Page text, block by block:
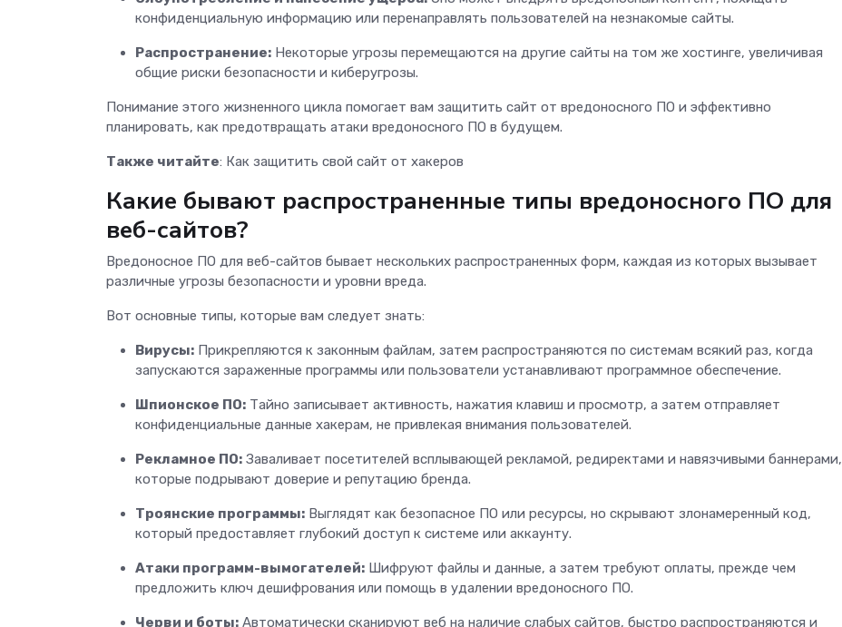
конфиденциальную информацию или перенаправлять пользователей на незнакомые сайты.
Распространение: Некоторые угрозы перемещаются на другие сайты на том же хостинге, увеличивая
общие риски безопасности и киберугрозы.
Понимание этого жизненного цикла помогает вам защитить сайт от вредоносного ПО и эффективно
планировать, как предотвращать атаки вредоносного ПО в будущем.
Также читайте: Как защитить свой сайт от хакеров
Какие бывают распространенные типы вредоносного ПО для
веб-сайтов?
Вредоносное ПО для веб-сайтов бывает нескольких распространенных форм, каждая из которых вызывает
различные угрозы безопасности и уровни вреда.
Вот основные типы, которые вам следует знать:
Вирусы: Прикрепляются к законным файлам, затем распространяются по системам всякий раз, когда
запускаются зараженные программы или пользователи устанавливают программное обеспечение.
Шпионское ПО: Тайно записывает активность, нажатия клавиш и просмотр, а затем отправляет
конфиденциальные данные хакерам, не привлекая внимания пользователей.
Рекламное ПО: Заваливает посетителей всплывающей рекламой, редиректами и навязчивыми баннерами,
которые подрывают доверие и репутацию бренда.
Троянские программы: Выглядят как безопасное ПО или ресурсы, но скрывают злонамеренный код,
который предоставляет глубокий доступ к системе или аккаунту.
Атаки программ-вымогателей: Шифруют файлы и данные, а затем требуют оплаты, прежде чем
предложить ключ дешифрования или помощь в удалении вредоносного ПО.
Черви и боты: Автоматически сканируют веб на наличие слабых сайтов, быстро распространяются и